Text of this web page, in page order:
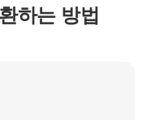
하는 방법